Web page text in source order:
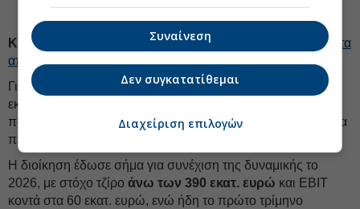
ΚΡΙ ΚΡΙ: Με το βλέμμα στο… μέλλον αντέδρασε η αγορά
στα
αποτελέσματα 2025 της γαλακτοβιομηχανίας
Γιατί μπορεί τα μεγέθη του 2025 να ήρθαν λίγο-πολύ εντός
εκτιμήσεων της
πωλήσεων (+28,2% στα 328,8 εκατ. ευρώ) αλλά πιέσεις στα
περιθώρια, όμως το «
Η διοίκηση έδωσε σήμα για συνέχιση της δυναμικής το
2026, με στόχο τζίρο άνω των 390 εκατ. ευρώ και EBIT
κοντά στα 60 εκατ. ευρώ, ενώ ήδη το πρώτο τρίμηνο
Συναίνεση
Δεν συγκατατίθεμαι
Διαχείριση επιλογών